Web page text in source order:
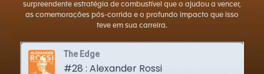
surpreendente estratégia de combustível que o ajudou a vencer,
as comemorações pós-corrida e o profundo impacto que isso
teve em sua carreira.